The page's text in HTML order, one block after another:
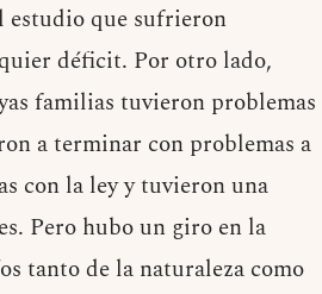
estudio que sufrieron
déficit. Por otro lado,
familias tuvieron problemas
a terminar con problemas a
con la ley y tuvieron una
Pero hubo un giro en la
tanto de la naturaleza como